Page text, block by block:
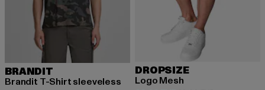
BRANDIT
Brandit T-Shirt sleeveless
DROPSIZE
Logo Mesh